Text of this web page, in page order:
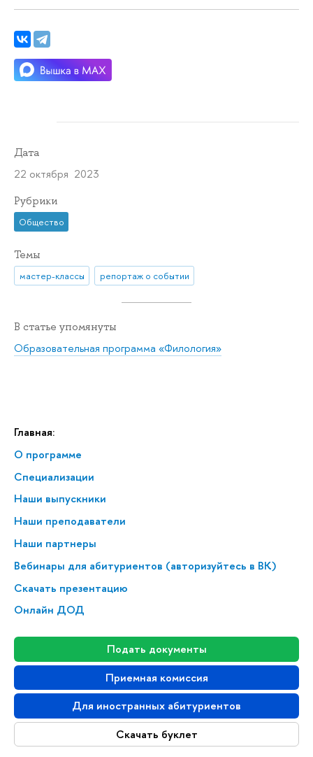
Главная:
О программе
Специализации
Наши выпускники
Наши преподаватели
Наши партнеры
Вебинары для абитуриентов (авторизуйтесь в ВК)
Скачать презентацию
Онлайн ДОД
Подать документы
Приемная комиссия
Для иностранных абитуриентов
Скачать буклет
Дата
22 октября 2023
Рубрики
Общество
Темы
мастер-классы репортаж о событии
В статье упомянуты
Образовательная программа «Филология»